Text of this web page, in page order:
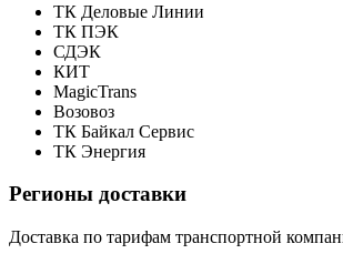
ТК Деловые Линии
ТК ПЭК
СДЭК
КИТ
MagicTrans
Возовоз
ТК Байкал Сервис
ТК Энергия
Регионы доставки
Доставка по тарифам транспортной